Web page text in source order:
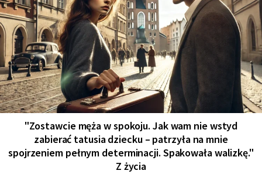
"Zostawcie męża w spokoju. Jak wam nie wstyd
zabierać tatusia dziecku – patrzyła na mnie
spojrzeniem pełnym determinacji. Spakowała walizkę."
Z życia